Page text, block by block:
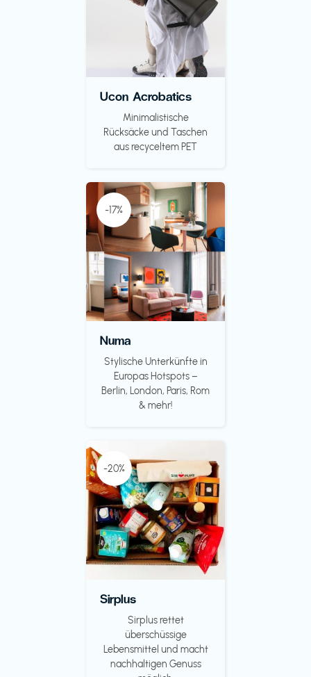
Ucon Acrobatics
Minimalistische
Rücksäcke und Taschen
aus recyceltem PET
-17%
Numa
Stylische Unterkünfte in
Europas Hotspots –
Berlin, London, Paris, Rom
& mehr!
-20%
Sirplus
Sirplus rettet
überschüssige
Lebensmittel und macht
nachhaltigen Genuss